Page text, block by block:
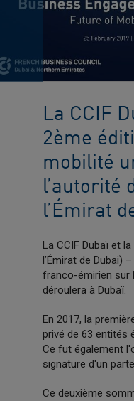
La CCIF
2ème
mobilité
l’autorité
l’Émirat
La CCIF Dubaï et
l’Émirat de Dubai)
franco-émirien sur
déroulera à Dubaï.
En 2017, la
privé de 63 entités
Ce fut également
signature d'un
Ce deuxième